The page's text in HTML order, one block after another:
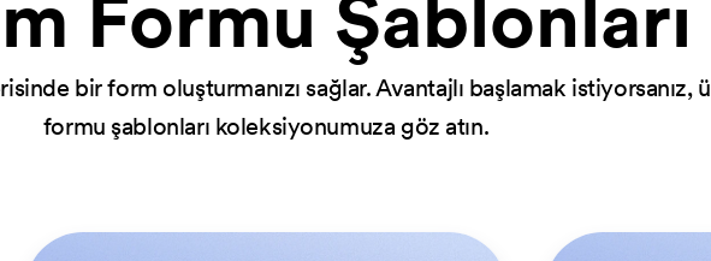
Formu Şablonları
bir form oluşturmanızı sağlar. Avantajlı başlamak istiyorsanız,
formu şablonları koleksiyonumuza göz atın.